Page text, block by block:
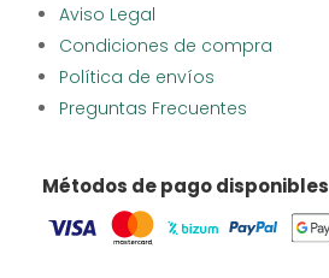
Aviso Legal
Condiciones de compra
Política de envíos
Preguntas Frecuentes
Métodos de pago disponibles